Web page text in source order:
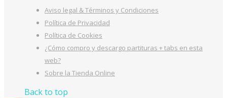
Aviso legal & Términos y Condiciones
Política de Privacidad
Política de Cookies
¿Cómo compro y descargo partituras + tabs en esta
web?
Sobre la Tienda Online
Back to top